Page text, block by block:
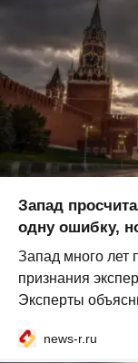
Запад
одну ошибку,
Запад много лет
признания
Эксперты
news-r.ru